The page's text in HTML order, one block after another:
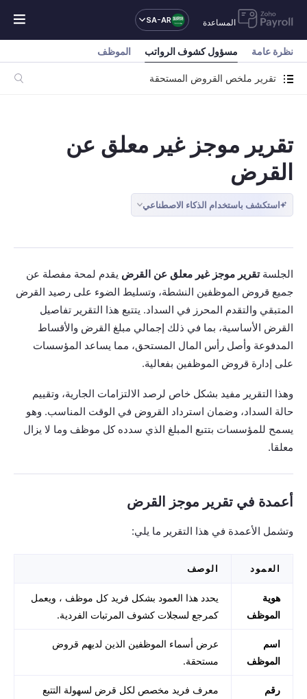
المساعدة SA-AR
تقرير ملخص القروض المستحقة
نظرة عامة مسؤول كشوف الرواتب الموظف
تقرير موجز غير معلق عن
القرض
استكشف باستخدام الذكاء الاصطناعي
الجلسةتقرير موجز غير معلق عن القرض يقدم لمحة مفصلة عن
جميع قروض الموظفين النشطة، وتسليط الضوء على رصيد القرض
المتبقي والتقدم المحرز في السداد. يتتبع هذا التقرير تفاصيل
القرض الأساسية، بما في ذلك إجمالي مبلغ القرض والأقساط
المدفوعة وأصل رأس المال المستحق، مما يساعد المؤسسات
على إدارة قروض الموظفين بفعالية.
وهذا التقرير مفيد بشكل خاص لرصد الالتزامات الجارية، وتقييم
حالة السداد، وضمان استرداد القروض في الوقت المناسب. وهو
يسمح للمؤسسات بتتبع المبلغ الذي سدده كل موظف وما لا يزال
معلقا.
أعمدة في تقرير موجز القرض
وتشمل الأعمدة في هذا التقرير ما يلي:
العمود الوصف
هوية
الموظف
يحدد هذا العمود بشكل فريد كل موظف ، ويعمل
كمرجع لسجلات كشوف المرتبات الفردية.
اسم
الموظف
عرض أسماء الموظفين الذين لديهم قروض
مستحقة.
رقم
معرف فريد مخصص لكل قرض لسهولة التتبع